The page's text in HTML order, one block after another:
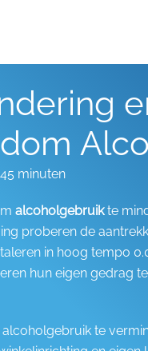
minuten
alcoholgebruikte
proberen de
in hoog tempo
hun eigen gedrag
te